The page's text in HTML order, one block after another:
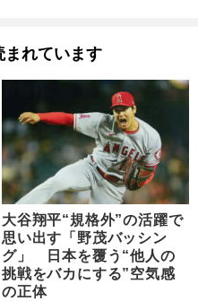
まれています
大谷翔平“規格外”の活躍で
思い出す「野茂バッシン
グ」 日本を覆う“他人の
挑戦をバカにする”空気感
の正体